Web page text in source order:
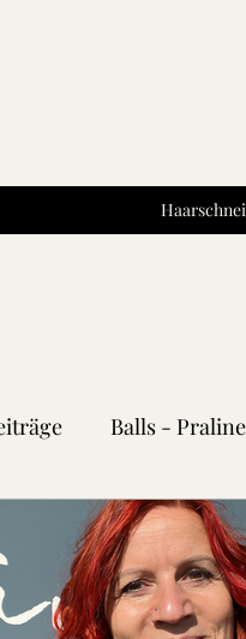
Balls -
Gemüse - Obst
Getränke